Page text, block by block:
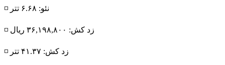
◽️ نئو: ۶.۶۸ تتر
◽️ زد کش: ۳۶,۱۹۸,۸۰۰ ریال
◽️ زد کش: ۴۱.۳۷ تتر